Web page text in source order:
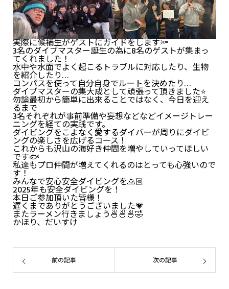
実際に候補生がゲストにガイドをします🔦
3名のダイブマスター誕生の為に8名のゲストが集まっ
てくれました！
水中や水面でよく起こるトラブルに対応したり、生物
を紹介したり…
コンパスを使って自分自身でルートを決めたり…
ダイブマスターの集大成として頑張って頂きました⭐️
勿論最初から簡単に出来ることではなく、今日を迎え
るまで
3名それぞれが事前準備や妄想などなどイメージトレー
ニングを経ての実践です。
ダイビングをこよなく愛するダイバーが周りにダイビ
ングの楽しさを広げるコース！
これからも沢山の海好き仲間を増やしていってほしい
です🐟
私達もプロ仲間が増えてくれるのはとっても心強いので
す！
みんなで安心安全ダイビングを🙏🏻
2025年も安全ダイビングを！
本日ご参加頂いた皆様！
遅くまでありがとうございました💗
またラーメン行きましょう🍜🍜🍜🤣
かほり、だいすけ
前の記事 次の記事